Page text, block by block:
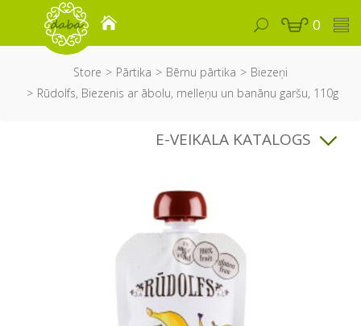
0
Store Pārtika Bērnu pārtika
Biezeņi
Rūdolfs, Biezenis ar ābolu, melleņu un banānu garšu, 110g
E-VEIKALA KATALOGS